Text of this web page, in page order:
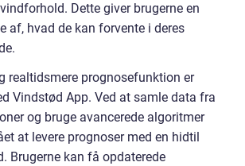
Dette giver brugerne en
af, hvad de kan forvente i deres
realtidsmere prognosefunktion er
Vindstød App. Ved at samle data fra
og bruge avancerede algoritmer
at levere prognoser med en hidtil
Brugerne kan få opdaterede